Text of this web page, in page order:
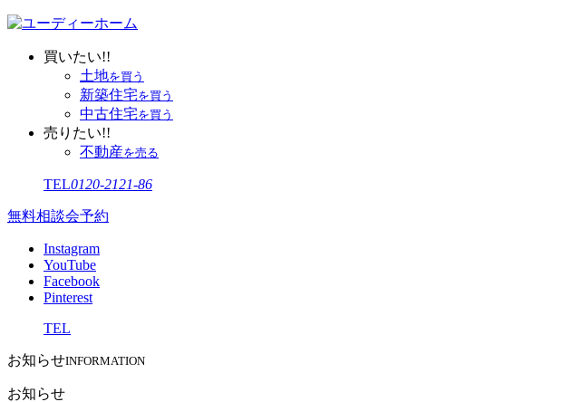
買いたい!!
土地を買う
新築住宅を買う
中古住宅を買う
売りたい!!
不動産を売る
TEL0120-2121-86
無料相談会予約
Instagram
YouTube
Facebook
Pinterest
TEL
お知らせINFORMATION
お知らせ